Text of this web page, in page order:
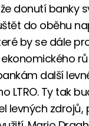
donutí banky
do oběhu
by se dále
další
LTRO. Ty tak
levných zdrojů,